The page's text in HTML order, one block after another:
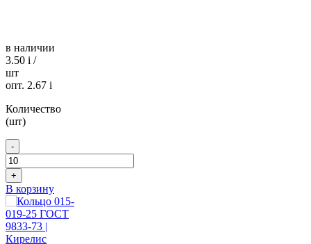
в наличии
3.50 i /
шт
опт. 2.67 i
Количество
(шт)
-
+
В корзину